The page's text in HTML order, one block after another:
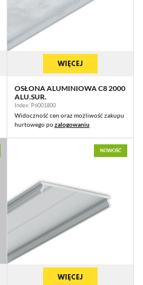
WIĘCEJ
OSŁONA ALUMINIOWA C8 2000
ALU.SUR.
Index: P6001800
Widoczność cen oraz możliwość zakupu
hurtowego pozalogowaniu
NOWOŚĆ
WIĘCEJ